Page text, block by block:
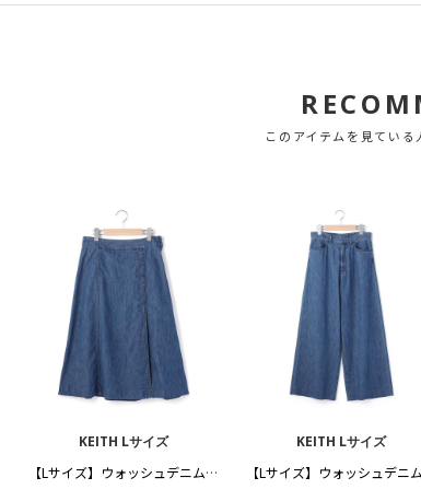
このアイテムを見てい
KEITH Lサイズ
【Lサイズ】ウォッシュデニムスカート
KEITH Lサイズ